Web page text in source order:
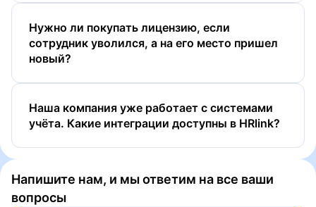
УНЭП ЕСИА (Госключ)
УКЭП
Нужно ли покупать лицензию, если
сотрудник уволился, а на его место пришел
новый?
Наша компания уже работает с системами
учёта. Какие интеграции доcтупны в HRlink?
Напишите нам, и мы ответим на все ваши
вопросы